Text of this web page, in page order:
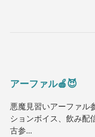
アーファル🍎‪😈
悪魔見習いアーファル
ションボイス、飲み配
古参...